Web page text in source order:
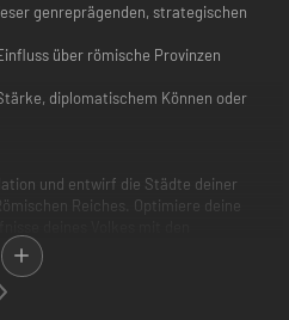
genreprägenden, strategischen
über römische Provinzen
diplomatischem Können oder
und entwirf die Städte deiner
Reiches. Optimiere deine
in Einklang bringst. Baue auf dem
Landesinneren Latiums bis zu
von Albion ... wo kein